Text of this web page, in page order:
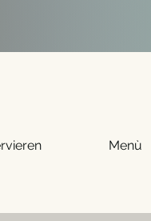
Menù